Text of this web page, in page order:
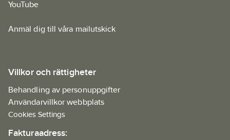
YouTube
Anmäl dig till våra mailutskick
Villkor och rättigheter
Behandling av personuppgifter
Användarvillkor webbplats
Cookies Settings
Fakturaadress: